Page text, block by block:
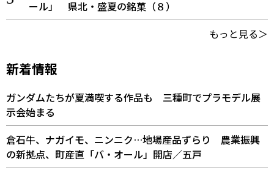
ール」 県北・盛夏の銘菓（８）
もっと見る＞
新着情報
ガンダムたちが夏満喫する作品も 三種町でプラモデル展
示会始まる
倉石牛、ナガイモ、ニンニク…地場産品ずらり 農業振興
の新拠点、町産直「バ・オール」開店／五戸